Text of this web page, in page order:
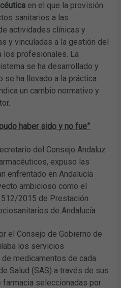
en el que la provisión
sanitarios a las
actividades clínicas y
y vinculadas a la gestión del
los profesionales. La
se ha desarrollado y
se ha llevado a la práctica.
un cambio normativo y
haber sido y no fue”
del Consejo Andaluz
expuso las
enfrentado en Andalucía
ambicioso como el
2015 de Prestación
de Andalucía.
el Consejo de Gobierno de
los servicios
medicamentos de cada
Salud (SAS) a través de sus
seleccionadas por